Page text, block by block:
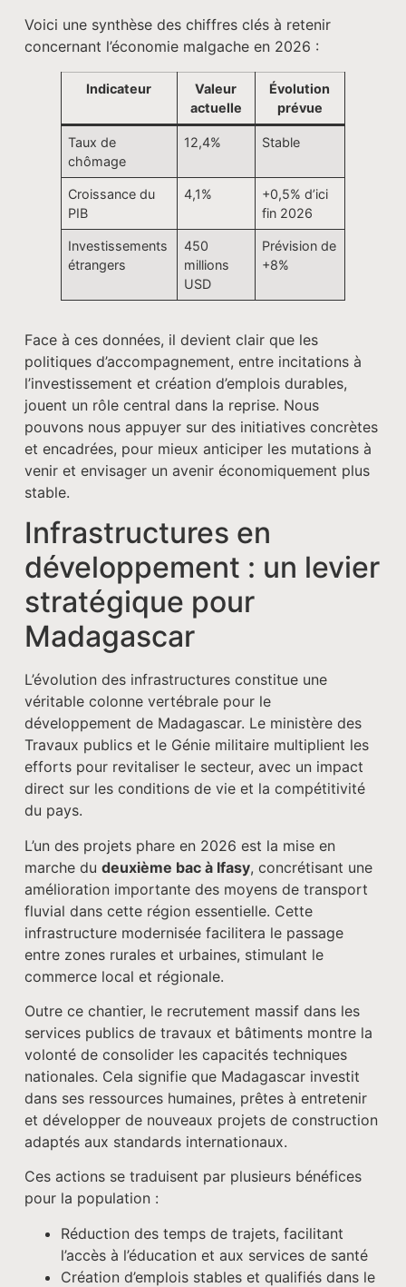
Voici une synthèse des chiffres clés à retenir
concernant l’économie malgache en 2026 :
Indicateur
Valeur
actuelle
Évolution
prévue
Taux de
chômage
12,4% Stable
Croissance du
PIB
4,1%
+0,5% d’ici
fin 2026
Investissements
étrangers
450
millions
USD
Prévision de
+8%
Face à ces données, il devient clair que les
politiques d’accompagnement, entre incitations à
l’investissement et création d’emplois durables,
jouent un rôle central dans la reprise. Nous
pouvons nous appuyer sur des initiatives concrètes
et encadrées, pour mieux anticiper les mutations à
venir et envisager un avenir économiquement plus
stable.
Infrastructures en
développement : un levier
stratégique pour
Madagascar
L’évolution des infrastructures constitue une
véritable colonne vertébrale pour le
développement de Madagascar. Le ministère des
Travaux publics et le Génie militaire multiplient les
efforts pour revitaliser le secteur, avec un impact
direct sur les conditions de vie et la compétitivité
du pays.
L’un des projets phare en 2026 est la mise en
marche du deuxième bac à Ifasy, concrétisant une
amélioration importante des moyens de transport
fluvial dans cette région essentielle. Cette
infrastructure modernisée facilitera le passage
entre zones rurales et urbaines, stimulant le
commerce local et régionale.
Outre ce chantier, le recrutement massif dans les
services publics de travaux et bâtiments montre la
volonté de consolider les capacités techniques
nationales. Cela signifie que Madagascar investit
dans ses ressources humaines, prêtes à entretenir
et développer de nouveaux projets de construction
adaptés aux standards internationaux.
Ces actions se traduisent par plusieurs bénéfices
pour la population :
Réduction des temps de trajets, facilitant
l’accès à l’éducation et aux services de santé
Création d’emplois stables et qualifiés dans le